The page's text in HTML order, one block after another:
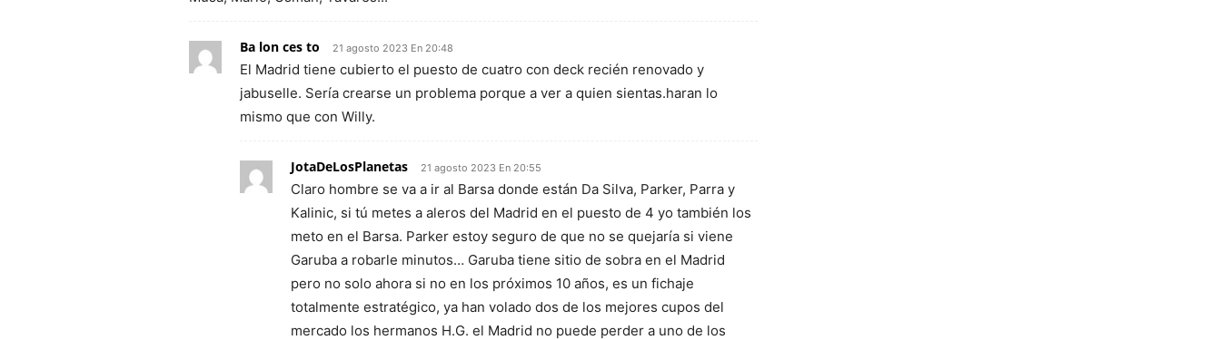
Ba lon ces to 21 agosto 2023 En 20:48
El Madrid tiene cubierto el puesto de cuatro con deck recién renovado y
jabuselle. Sería crearse un problema porque a ver a quien sientas.haran lo
mismo que con Willy.
JotaDeLosPlanetas 21 agosto 2023 En 20:55
Claro hombre se va a ir al Barsa donde están Da Silva, Parker, Parra y
Kalinic, si tú metes a aleros del Madrid en el puesto de 4 yo también los
meto en el Barsa. Parker estoy seguro de que no se quejaría si viene
Garuba a robarle minutos… Garuba tiene sitio de sobra en el Madrid
pero no solo ahora si no en los próximos 10 años, es un fichaje
totalmente estratégico, ya han volado dos de los mejores cupos del
mercado los hermanos H.G. el Madrid no puede perder a uno de los